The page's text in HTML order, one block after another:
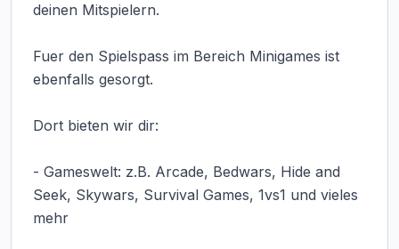
deinen Mitspielern.
Fuer den Spielspass im Bereich Minigames ist
ebenfalls gesorgt.
Dort bieten wir dir:
- Gameswelt: z.B. Arcade, Bedwars, Hide and
Seek, Skywars, Survival Games, 1vs1 und vieles
mehr